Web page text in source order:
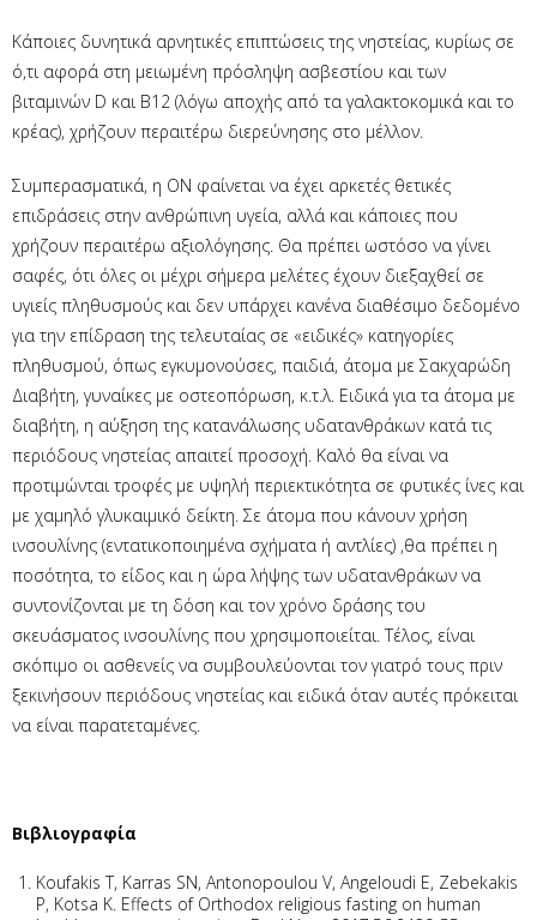
Κάποιες δυνητικά αρνητικές επιπτώσεις της νηστείας, κυρίως σε
ό,τι αφορά στη μειωμένη πρόσληψη ασβεστίου και των
βιταμινών D και B12 (λόγω αποχής από τα γαλακτοκομικά και το
κρέας), χρήζουν περαιτέρω διερεύνησης στο μέλλον.
Συμπερασματικά, η ΟΝ φαίνεται να έχει αρκετές θετικές
επιδράσεις στην ανθρώπινη υγεία, αλλά και κάποιες που
χρήζουν περαιτέρω αξιολόγησης. Θα πρέπει ωστόσο να γίνει
σαφές, ότι όλες οι μέχρι σήμερα μελέτες έχουν διεξαχθεί σε
υγιείς πληθυσμούς και δεν υπάρχει κανένα διαθέσιμο δεδομένο
για την επίδραση της τελευταίας σε «ειδικές» κατηγορίες
πληθυσμού, όπως εγκυμονούσες, παιδιά, άτομα με Σακχαρώδη
Διαβήτη, γυναίκες με οστεοπόρωση, κ.τ.λ. Ειδικά για τα άτομα με
διαβήτη, η αύξηση της κατανάλωσης υδατανθράκων κατά τις
περιόδους νηστείας απαιτεί προσοχή. Καλό θα είναι να
προτιμώνται τροφές με υψηλή περιεκτικότητα σε φυτικές ίνες και
με χαμηλό γλυκαιμικό δείκτη. Σε άτομα που κάνουν χρήση
ινσουλίνης (εντατικοποιημένα σχήματα ή αντλίες) ,θα πρέπει η
ποσότητα, το είδος και η ώρα λήψης των υδατανθράκων να
συντονίζονται με τη δόση και τον χρόνο δράσης του
σκευάσματος ινσουλίνης που χρησιμοποιείται. Τέλος, είναι
σκόπιμο οι ασθενείς να συμβουλεύονται τον γιατρό τους πριν
ξεκινήσουν περιόδους νηστείας και ειδικά όταν αυτές πρόκειται
να είναι παρατεταμένες.
Βιβλιογραφία
Koufakis T, Karras SN, Antonopoulou V, Angeloudi E, Zebekakis
P, Kotsa K. Effects of Orthodox religious fasting on human